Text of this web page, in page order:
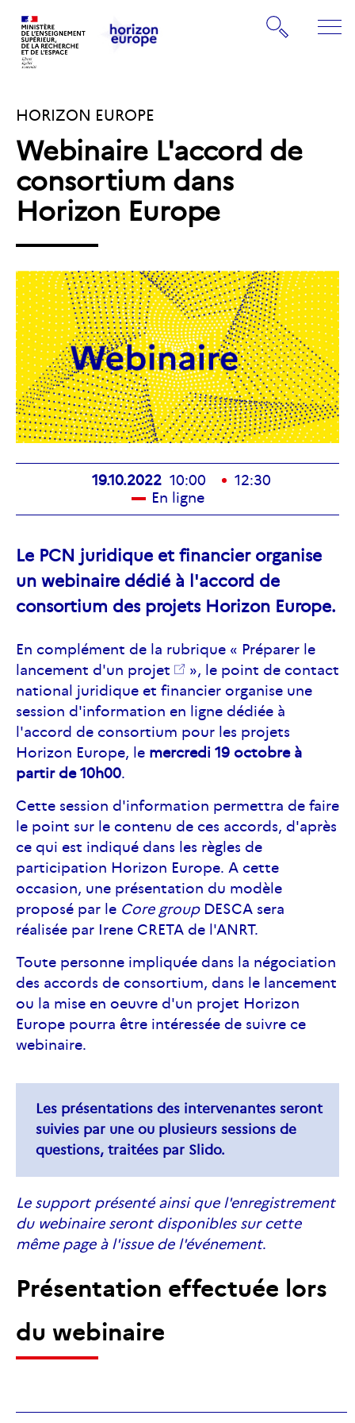
la
page
d'accueil
page
d'accueil
Rechercher
HORIZON EUROPE
Webinaire L'accord de
consortium dans
Horizon Europe
19.10.2022 10:00
12:30
En ligne
Le PCN juridique et financier organise
un webinaire dédié à l'accord de
consortium des projets Horizon Europe.
En complément de la rubrique « Préparer le
lancement d'un projet
», le point de contact
national juridique et financier organise une
session d'information en ligne dédiée à
l'accord de consortium pour les projets
Horizon Europe, le mercredi 19 octobre à
partir de 10h00.
Cette session d'information permettra de faire
le point sur le contenu de ces accords, d'après
ce qui est indiqué dans les règles de
participation Horizon Europe. A cette
occasion, une présentation du modèle
proposé par le Core groupDESCA sera
réalisée par Irene CRETA de l'ANRT.
Toute personne impliquée dans la négociation
des accords de consortium, dans le lancement
ou la mise en oeuvre d'un projet Horizon
Europe pourra être intéressée de suivre ce
webinaire.
Les présentations des intervenantes seront
suivies par une ou plusieurs sessions de
questions, traitées par Slido.
Le support présenté ainsi que l'enregistrement
du webinaire seront disponibles sur cette
même page à l'issue de l'événement.
Présentation effectuée lors
du webinaire